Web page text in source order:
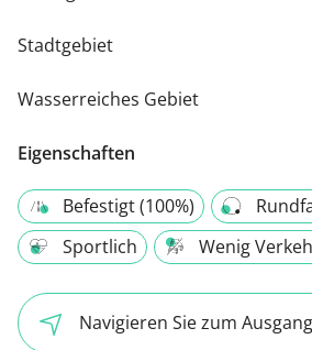
Stadtgebiet
Wasserreiches Gebiet
Eigenschaften
Befestigt (100%)
Sportlich
Wenig
Navigieren Sie zum